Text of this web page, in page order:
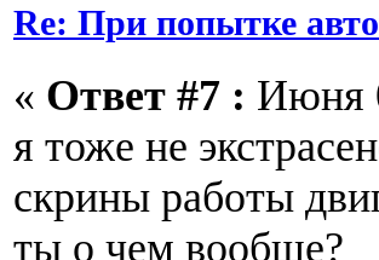
Re: При попытке
« Ответ #7 : Июня
я тоже не
скрины работы
ты о чем вообще?